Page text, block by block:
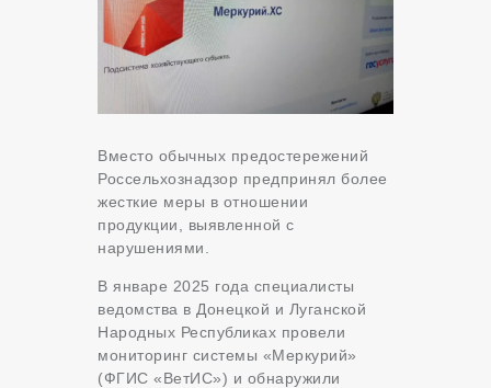
Вместо обычных предостережений
Россельхознадзор предпринял более
жесткие меры в отношении
продукции, выявленной с
нарушениями.
В январе 2025 года специалисты
ведомства в Донецкой и Луганской
Народных Республиках провели
мониторинг системы «Меркурий»
(ФГИС «ВетИС») и обнаружили